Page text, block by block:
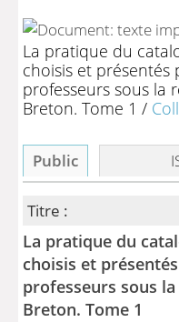
La pratique du
choisis et
professeurs sous la
Breton. Tome 1 /
Public
Titre :
La pratique du
choisis et
professeurs sous
Breton. Tome 1